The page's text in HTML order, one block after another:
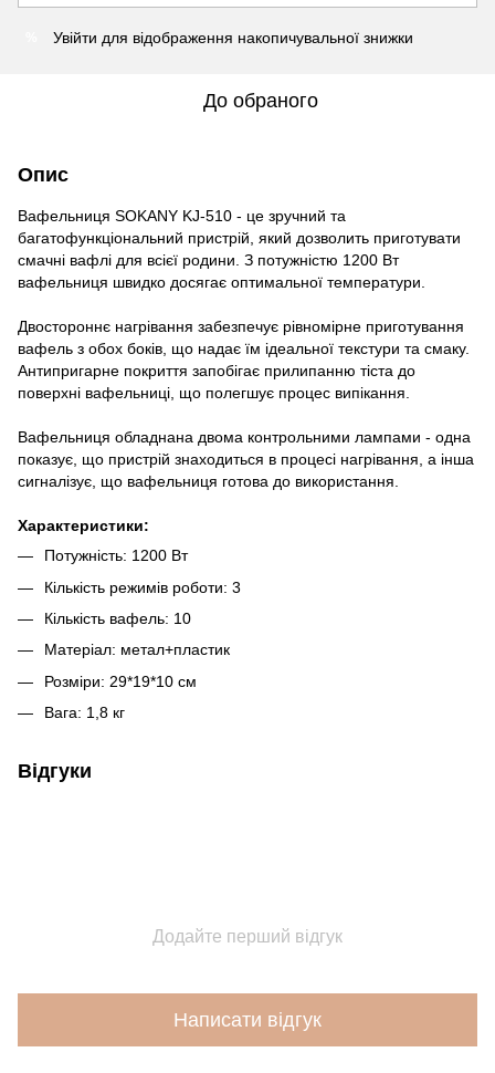
Увійти для відображення накопичувальної знижки
До обраного
Опис
Вафельниця SOKANY KJ-510 - це зручний та
багатофункціональний пристрій, який дозволить приготувати
смачні вафлі для всієї родини. З потужністю 1200 Вт
вафельниця швидко досягає оптимальної температури.
Двостороннє нагрівання забезпечує рівномірне приготування
вафель з обох боків, що надає їм ідеальної текстури та смаку.
Антипригарне покриття запобігає прилипанню тіста до
поверхні вафельниці, що полегшує процес випікання.
Вафельниця обладнана двома контрольними лампами - одна
показує, що пристрій знаходиться в процесі нагрівання, а інша
сигналізує, що вафельниця готова до використання.
Характеристики:
Потужність: 1200 Вт
Кількість режимів роботи: 3
Кількість вафель: 10
Матеріал: метал+пластик
Розміри: 29*19*10 см
Вага: 1,8 кг
Відгуки
Додайте перший відгук
Написати відгук